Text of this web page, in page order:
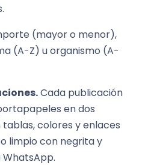
(mayor o menor),
(A-Z) u organismo (A-
Cada publicación
en dos
tablas, colores y enlaces
limpio con negrita y